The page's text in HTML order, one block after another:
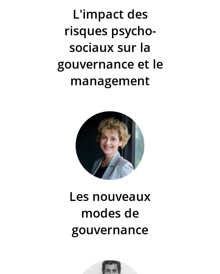
L'impact des
risques psycho-
sociaux sur la
gouvernance et le
management
Les nouveaux
modes de
gouvernance